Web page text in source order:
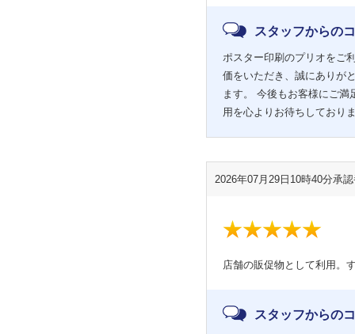
スタッフからの
ポスター印刷のプリオをご
価をいただき、誠にありが
ます。 今後もお客様にご
用を心よりお待ちしており
2026年07月29日10時40分承
店舗の販促物として利用。
スタッフからの